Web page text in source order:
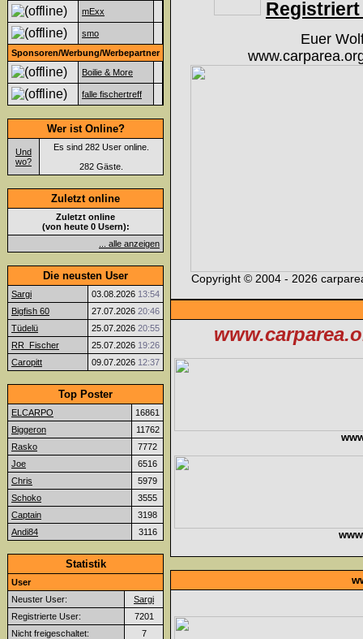
mExx
smo
Sponsoren/Werbung/Werbepartner
Boilie & More
falle fischertreff
Wer ist Online?
Und
wo?
Es sind 282 User online.
282 Gäste.
Zuletzt online
Zuletzt online
(von heute 0 Usern):
... alle anzeigen
Die neusten User
Sargi 03.08.2026 13:54
Bigfish 60
27.07.2026 20:46
Tüdelü
25.07.2026 20:55
RR_Fischer
25.07.2026 19:26
Caropitt
09.07.2026 12:37
Top Poster
ELCARPO
16861
Biggeron
11762
Rasko
7772
Joe
6516
Chris
5979
Schoko
3555
Captain
3198
Andi84
3116
Statistik
User
Neuster User:
Sargi
Registrierte User:
7201
Nicht freigeschaltet:
7
Euer
Copyright © 2004 - 2026